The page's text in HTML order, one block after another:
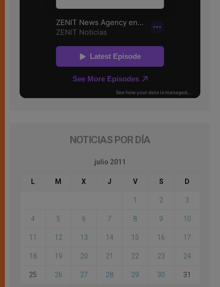
NOTICIAS POR DÍA
julio 2011
L M X J V S D
1 2 3
4 5 6 7 8 9 10
11 12 13 14 15 16 17
18 19 20 21 22 23 24
25 26 27 28 29 30 31